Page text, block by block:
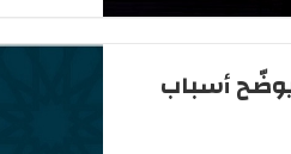
أسباب